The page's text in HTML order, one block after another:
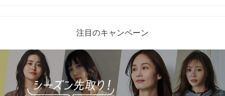
注目のキャンペーン